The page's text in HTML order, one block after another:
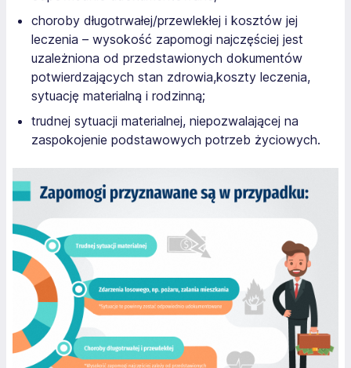
choroby długotrwałej/przewlekłej i kosztów jej
leczenia – wysokość zapomogi najczęściej jest
uzależniona od przedstawionych dokumentów
potwierdzających stan zdrowia,koszty leczenia,
sytuację materialną i rodzinną;
trudnej sytuacji materialnej, niepozwalającej na
zaspokojenie podstawowych potrzeb życiowych.